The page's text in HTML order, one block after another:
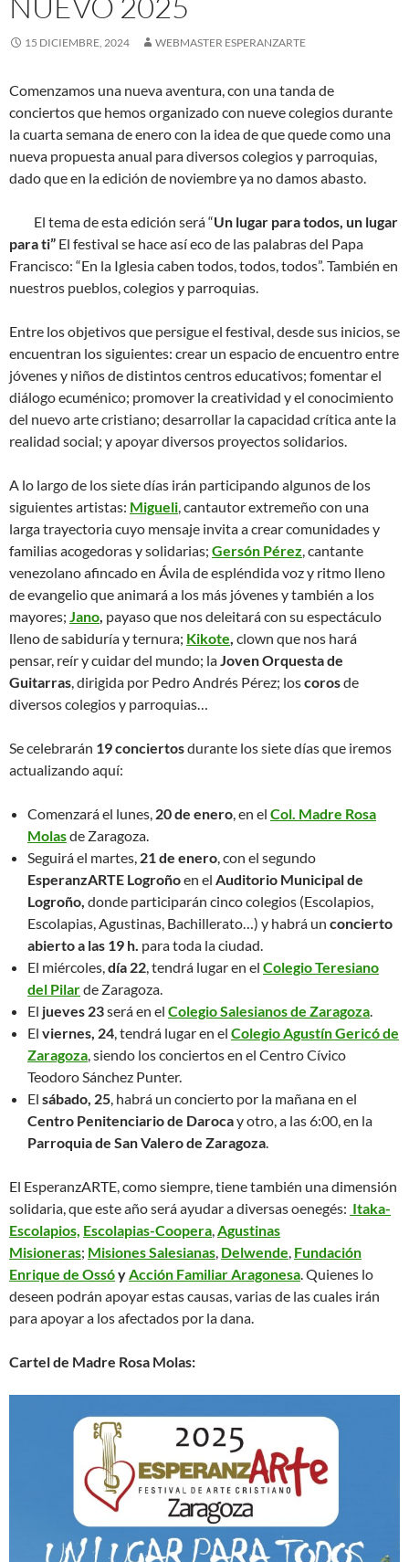
15 DICIEMBRE, 2024 WEBMASTER ESPERANZARTE
Comenzamos una nueva aventura, con una tanda de
conciertos que hemos organizado con nueve colegios durante
la cuarta semana de enero con la idea de que quede como una
nueva propuesta anual para diversos colegios y parroquias,
dado que en la edición de noviembre ya no damos abasto.
El tema de esta edición será “Un lugar para todos, un lugar
para ti” El festival se hace así eco de las palabras del Papa
Francisco: “En la Iglesia caben todos, todos, todos”. También en
nuestros pueblos, colegios y parroquias.
Entre los objetivos que persigue el festival, desde sus inicios, se
encuentran los siguientes: crear un espacio de encuentro entre
jóvenes y niños de distintos centros educativos; fomentar el
diálogo ecuménico; promover la creatividad y el conocimiento
del nuevo arte cristiano; desarrollar la capacidad crítica ante la
realidad social; y apoyar diversos proyectos solidarios.
A lo largo de los siete días irán participando algunos de los
siguientes artistas: Migueli , cantautor extremeño con una
larga trayectoria cuyo mensaje invita a crear comunidades y
familias acogedoras y solidarias; Gersón Pérez , cantante
venezolano afincado en Ávila de espléndida voz y ritmo lleno
de evangelio que animará a los más jóvenes y también a los
mayores; Jano payaso que nos deleitará con su espectáculo
lleno de sabiduría y ternura; Kikote clown que nos hará
pensar, reír y cuidar del mundo; la Joven Orquesta de
Guitarras , dirigida por Pedro Andrés Pérez; loscorosde
diversos colegios y parroquias…
Se celebrarán 19 conciertosdurante los siete días que iremos
actualizando aquí:
Comenzará el lunes, 20 de enero , en el Col. Madre Rosa
Molasde Zaragoza.
Seguirá el martes, 21 de enero , con el segundo
EsperanzARTE Logroñoen el Auditorio Municipal de
Logroño, donde participarán cinco colegios (Escolapios,
Escolapias, Agustinas, Bachillerato…) y habrá un concierto
abierto a las 19 h. para toda la ciudad.
El miércoles, día 22 , tendrá lugar en el Colegio Teresiano
del Pilarde Zaragoza.
El jueves 23será en el Colegio Salesianos de Zaragoza
El viernes, 24 , tendrá lugar en el Colegio Agustín Gericó de
Zaragoza , siendo los conciertos en el Centro Cívico
Teodoro Sánchez Punter.
El sábado, 25 , habrá un concierto por la mañana en el
Centro Penitenciario de Darocay otro, a las 6:00, en la
Parroquia de San Valero de Zaragoza
El EsperanzARTE, como siempre, tiene también una dimensión
solidaria, que este año será ayudar a diversas oenegés: Itaka-
Escolapios, Escolapias-Coopera Agustinas
Misioneras; Misiones Salesianas Delwende Fundación
Enrique de Ossóy Acción Familiar Aragonesa . Quienes lo
deseen podrán apoyar estas causas, varias de las cuales irán
para apoyar a los afectados por la dana.
Cartel de Madre Rosa Molas: